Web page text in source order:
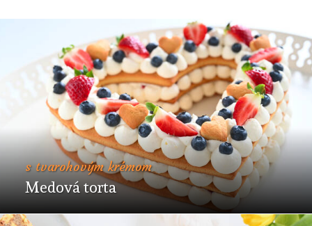
s tvarohovým krémom
Medová torta